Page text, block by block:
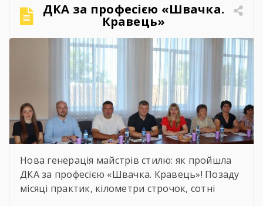
привітання та міцні обійми найрідніших. Для
вас, дорогі випускники, закінчився черговий
етап. А далі […]
ДКА за професією «Швачка.
Кравець»
Нова генерація майстрів стилю: як пройшла
ДКА за професією «Швачка. Кравець»! Позаду
місяці практик, кілометри строчок, сотні